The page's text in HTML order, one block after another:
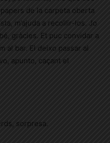
de la carpeta oberta
m’ajuda a recollir-los. Jo
gràcies. Et puc convidar a
al bar. El deixo passar al
apunto, caçant el
sorpresa.